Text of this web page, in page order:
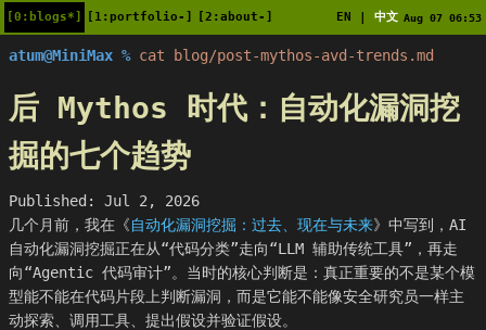
[0:blogs*] [1:portfolio-] [2:about-] EN 中文 Aug 07 06:53
atum@MiniMax % cat blog/post-mythos-avd-trends.md
后 Mythos 时代：自动化漏洞挖
掘的七个趋势
Published: Jul 2, 2026
几个月前，我在《自动化漏洞挖掘：过去、现在与未来》中写到，AI
自动化漏洞挖掘正在从“代码分类”走向“LLM 辅助传统工具”，再走
向“Agentic 代码审计”。当时的核心判断是：真正重要的不是某个模
型能不能在代码片段上判断漏洞，而是它能不能像安全研究员一样主
动探索、调用工具、提出假设并验证假设。